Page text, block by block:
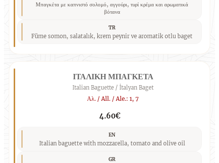
Μπαγκέτα με καπνιστό σολομό, αγγούρι, τυρί κρέμα και αρωματικά
βότανα
TR
Füme somon, salatalık, krem peynir ve aromatik otlu baget
ΙΤΑΛΙΚΗ ΜΠΑΓΚΕΤΑ
Italian Baguette / İtalyan Baget
Αλ. / All. / Ale.: 1, 7
4.60€
EN
Italian baguette with mozzarella, tomato and olive oil
GR